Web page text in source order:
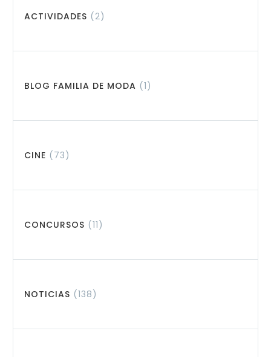
ACTIVIDADES (2)
BLOG FAMILIA DE MODA (1)
CINE (73)
CONCURSOS (11)
NOTICIAS (138)